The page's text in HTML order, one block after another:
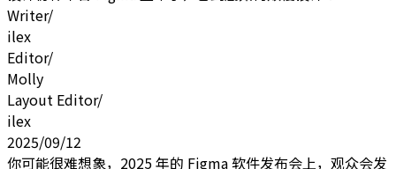
Writer/
ilex
Editor/
Molly
Layout Editor/
ilex
2025/09/12
你可能很难想象，2025 年的 Figma 软件发布会上，观众会发